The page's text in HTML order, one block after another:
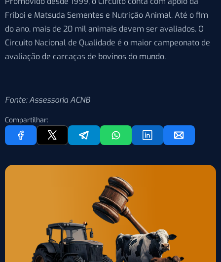
Friboi e Matsuda Sementes e Nutrição Animal. Até o fim
do ano, mais de 20 mil animais devem ser avaliados. O
Circuito Nacional de Qualidade é o maior campeonato de
avaliação de carcaças de bovinos do mundo.
Fonte: Assessoria ACNB
Compartilhar: